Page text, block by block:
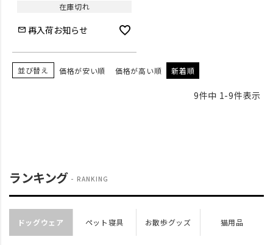
在庫切れ
再入荷お知らせ
並び替え 価格が安い順 価格が高い順 新着順
9件中 1-9件表示
ランキング RANKING
ドッグウェア ペット寝具 お散歩グッズ 猫用品